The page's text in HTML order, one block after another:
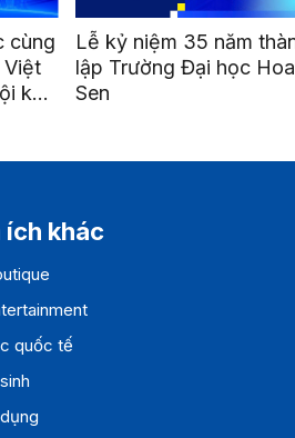
Go Global Hub Talk 01:
Mở cánh cửa đưa doanh
nghiệp Việt ra thị trường
ích khác
quốc tế